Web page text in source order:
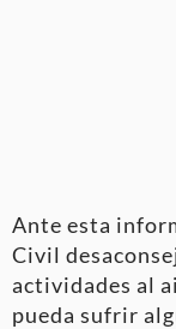
Ante esta
Civil
actividades al
pueda sufrir